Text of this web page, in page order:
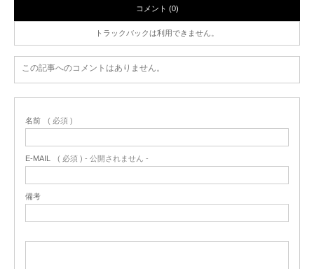
コメント (0)
トラックバックは利用できません。
この記事へのコメントはありません。
名前 ( 必須 )
E-MAIL ( 必須 ) - 公開されません -
備考